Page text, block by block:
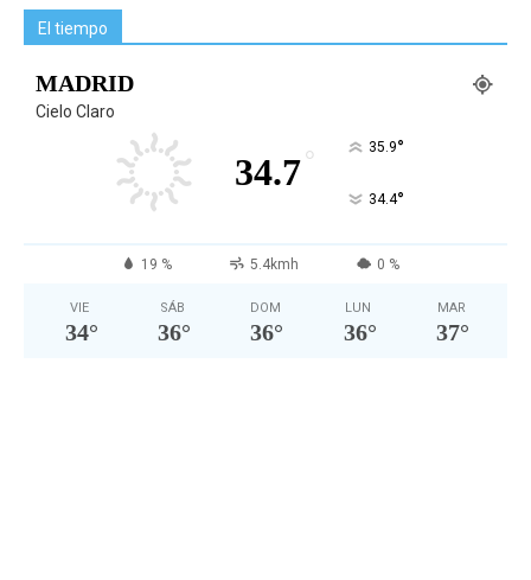
El tiempo
MADRID
Cielo Claro
34.7° 35.9°
34.4°
19 % 5.4kmh 0 %
VIE
34°
SÁB
36°
DOM
36°
LUN
36°
MAR
37°